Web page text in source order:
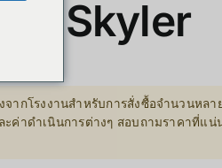
GPU Server
Unitree-
Robodog
Skyler
ากโรงงานสำหรับการสั่งซื้อจำนวนหลา
ค่าดำเนินการต่างๆ สอบถามราคาที่แน่